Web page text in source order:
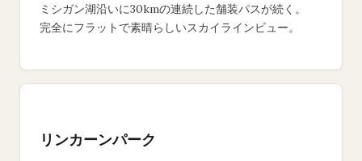
ミシガン湖沿いに30kmの連続した舗装パスが続く。
完全にフラットで素晴らしいスカイラインビュー。
リンカーンパーク